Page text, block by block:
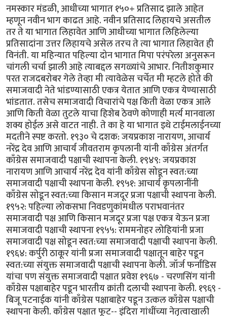
नमस्कार मंडळी, आधीच्या भागात १५०+ प्रतिसाद झाले आहेत
म्हणून नवीन भाग काढत आहे. नवीन प्रतिसाद लिहायचे असतील
तर ते या भागात लिहावेत आणि आधीच्या भागात लिहिलेल्या
प्रतिसादांना उत्तर लिहायचे असेल तरच ते त्या भागात लिहावेत ही
विनंती. या महिन्यात पहिल्या दोन भागात मिपा परंपरेला अनुसरून
चांगली चर्चा झाली आहे त्याबद्दल सगळ्यांचे आभार. नितीशकुमार
परत राजदबरोबर गेले तेव्हा मी त्यावेळेस चर्चेत मी म्हटले होते की
समाजवादी नेते भांडण्यासाठी एकत्र येतात आणि एकत्र येण्यासाठी
भांडतात. तसेच समाजवादी विचारांचे पक्ष किती वेळा एकत्र आले
आणि किती वेळा तुटले याचा हिशेब ठेवणे कोणाही मर्त्य मानवाला
शक्य होईल असे वाटत नाही. ते का हे या भागात इथे टाईमलाईनच्या
मदतीने स्पष्ट करतो. १९३० चे दशक: जयप्रकाश नारायण, आचार्य
नरेंद्र देव आणि आचार्य जीवतराम कृपलानी यांनी काँग्रेस अंतर्गत
काँग्रेस समाजवादी पक्षाची स्थापना केली. १९४९: जयप्रकाश
नारायण आणि आचार्य नरेंद्र देव यांनी काँग्रेस सोडून स्वत:च्या
समाजवादी पक्षाची स्थापना केली. १९५१: आचार्य कृपलानींनी
काँग्रेस सोडून स्वत:च्या किसान मजदूर प्रजा पक्षाची स्थापना केली.
१९५२: पहिल्या लोकसभा निवडणुकांमधील पराभवानंतर
समाजवादी पक्ष आणि किसान मजदूर प्रजा पक्ष एकत्र येऊन प्रजा
समाजवादी पक्षाची स्थापना १९५५: राममनोहर लोहियांनी प्रजा
समाजवादी पक्ष सोडून स्वत:च्या समाजवादी पक्षाची स्थापना केली.
१९६४: कर्पुरी ठाकूर यांनी प्रजा समाजवादी पक्षातून बाहेर पडून
स्वत:च्या संयुक्त समाजवादी पक्षाची स्थापना केली. जॉर्ज फर्नांडिस
यांचा पण संयुक्त समाजवादी पक्षात प्रवेश १९६७ - चरणसिंग यांनी
काँग्रेस पक्षाबाहेर पडून भारतीय क्रांती दलाची स्थापना केली. १९६९ -
बिजू पटनाईक यांनी काँग्रेस पक्षाबाहेर पडून उत्कल काँग्रेस पक्षाची
स्थापना केली. काँग्रेस पक्षात फूट-- इंदिरा गांधींच्या नेतृत्वाखाली